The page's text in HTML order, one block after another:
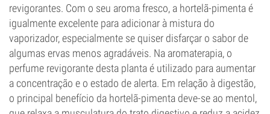
revigorantes. Com o seu aroma fresco, a hortelã-pimenta é
igualmente excelente para adicionar à mistura do
vaporizador, especialmente se quiser disfarçar o sabor de
algumas ervas menos agradáveis. Na aromaterapia, o
perfume revigorante desta planta é utilizado para aumentar
a concentração e o estado de alerta. Em relação à digestão,
o principal benefício da hortelã-pimenta deve-se ao mentol,